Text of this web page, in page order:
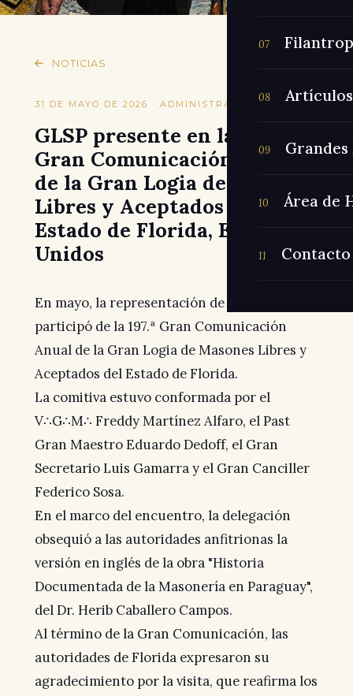
07
08 Artículos
09
10 Área de
11 Contacto
NOTICIAS
31 DE MAYO DE 2026 · ADMINISTRADOR
GLSP presente en la 197.ª
Gran Comunicación Anual
de la Gran Logia de Masones
Libres y Aceptados del
Estado de Florida, Estados
Unidos
En mayo, la representación de la GLSP
participó de la 197.ª Gran Comunicación
Anual de la Gran Logia de Masones Libres y
Aceptados del Estado de Florida.
La comitiva estuvo conformada por el
V∴G∴M∴ Freddy Martínez Alfaro, el Past
Gran Maestro Eduardo Dedoff, el Gran
Secretario Luis Gamarra y el Gran Canciller
Federico Sosa.
En el marco del encuentro, la delegación
obsequió a las autoridades anfitrionas la
versión en inglés de la obra "Historia
Documentada de la Masonería en Paraguay",
del Dr. Herib Caballero Campos.
Al término de la Gran Comunicación, las
autoridades de Florida expresaron su
agradecimiento por la visita, que reafirma los